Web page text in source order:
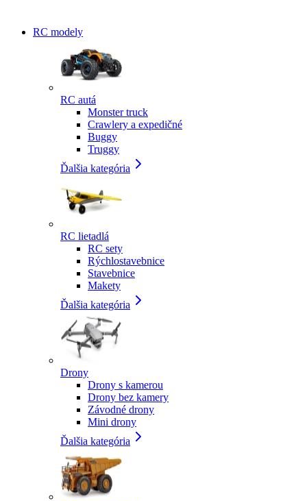
RC modely
RC autá
Monster truck
Crawlery a expedičné
Buggy
Truggy
Ďalšia kategória
RC lietadlá
RC sety
Rýchlostavebnice
Stavebnice
Makety
Ďalšia kategória
Drony
Drony s kamerou
Drony bez kamery
Závodné drony
Mini drony
Ďalšia kategória